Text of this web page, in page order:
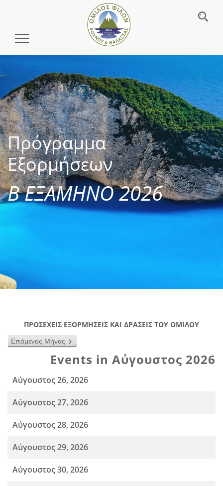
Toggle
Πρόγραμμα
Εξορμήσεων
Β ΕΞΑΜΗΝΟ 2026
ΠΡΟΣΕΧΕΙΣ ΕΞΟΡΜΗΣΕΙΣ ΚΑΙ ΔΡΑΣΕΙΣ ΤΟΥ ΟΜΙΛΟΥ
Επόμενος Μήνας
Events in Αύγουστος 2026
Αύγουστος 26, 2026
Αύγουστος 27, 2026
Αύγουστος 28, 2026
Αύγουστος 29, 2026
Αύγουστος 30, 2026